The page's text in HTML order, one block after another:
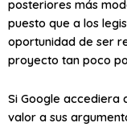
posteriores más
puesto que a los
oportunidad de ser
proyecto tan poco
Si Google accediera
valor a sus